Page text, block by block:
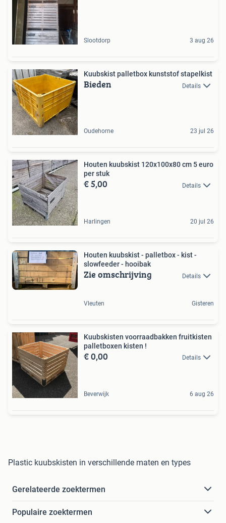
Slootdorp 3 aug 26
Kuubskist palletbox kunststof stapelkist
Bieden Details
Oudehorne 23 jul 26
Houten kuubskist 120x100x80 cm 5 euro
per stuk
€ 5,00 Details
Harlingen 20 jul 26
Houten kuubskist - palletbox - kist -
slowfeeder - hooibak
Zie omschrijving Details
Vleuten Gisteren
Kuubskisten voorraadbakken fruitkisten
palletboxen kisten !
€ 0,00 Details
Beverwijk 6 aug 26
Plastic kuubskisten in verschillende maten en types
Gerelateerde zoektermen
Populaire zoektermen